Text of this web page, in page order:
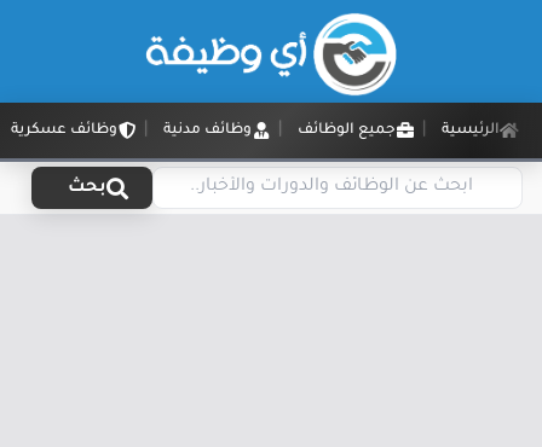
الرئيسية جميع الوظائف وظائف مدنية وظائف عسكرية
بحث